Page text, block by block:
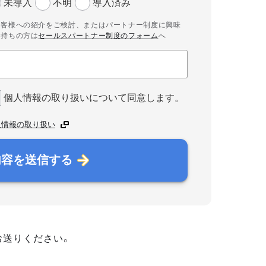
未導入 不明 導入済み
様への紹介をご検討、またはパートナー制度に興味
ちの方はセールスパートナー制度のフォームへ
個人情報の取り扱いについて同意します。
報の取り扱い
を送信する
りください。